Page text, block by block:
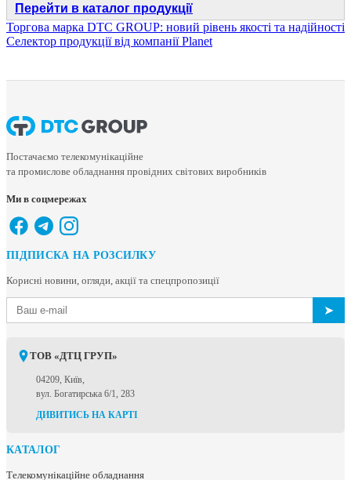
Перейти в каталог продукції
Торгова марка DTC GROUP: новий рівень якості та надійності
Селектор продукції від компанії Planet
Постачаємо телекомунікаційне
та промислове обладнання провідних світових виробників
Ми в соцмережах
ПІДПИСКА НА РОЗСИЛКУ
Корисні новини, огляди, акції та спецпропозиції
➤
ТОВ «ДТЦ ГРУП»
04209, Київ,
вул. Богатирська 6/1, 283
ДИВИТИСЬ НА КАРТІ
КАТАЛОГ
Телекомунікаційне обладнання